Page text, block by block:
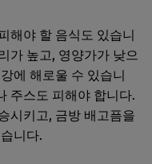
해야 할 음식도 있습니
가 높고, 영양가가 낮으
에 해로울 수 있습니
주스도 피해야 합니다.
시키고, 금방 배고픔을
니다.